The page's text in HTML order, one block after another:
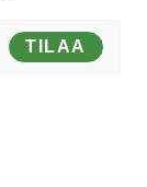
TILAA